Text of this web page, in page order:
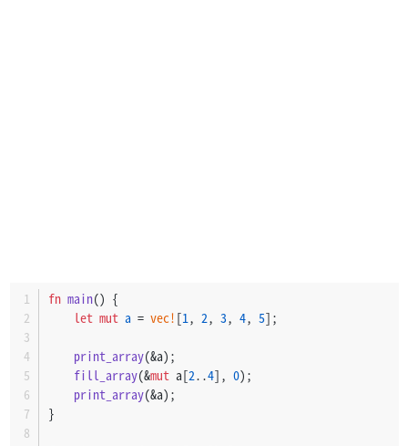
fn main() {
let mut a = vec! [1, 2, 3, 4, 5];
print_array(&a);
fill_array(&mut a[2..4], 0);
print_array(&a);
}